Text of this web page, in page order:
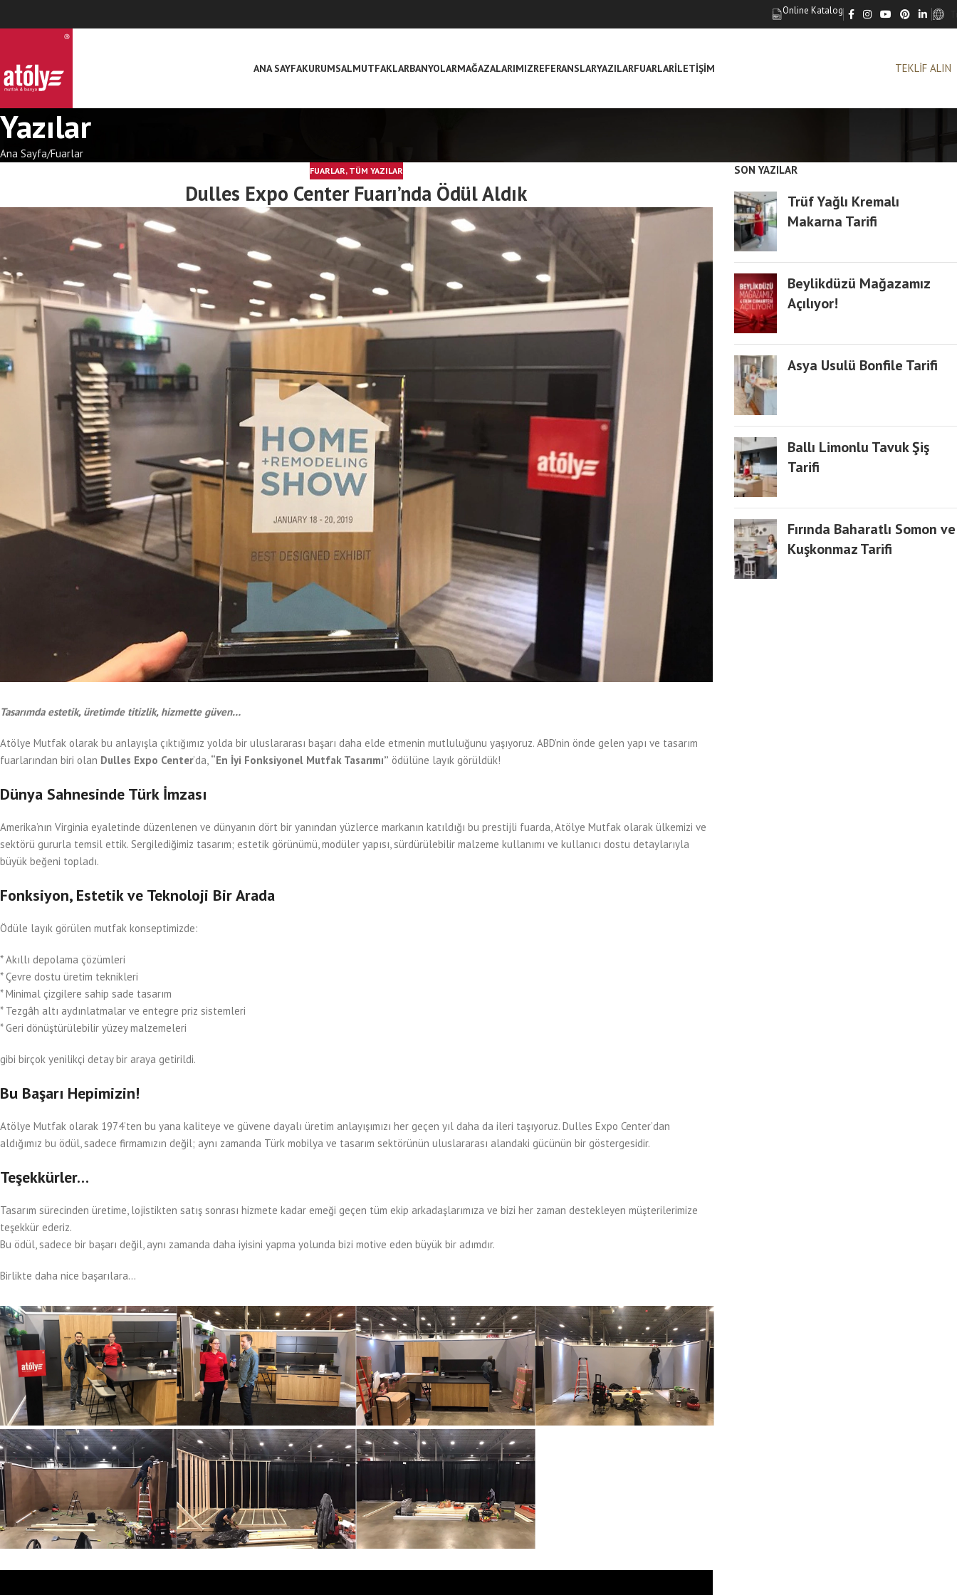
Online Katalog
ANA SAYFAKURUMSALMUTFAKLARBANYOLARMAĞAZALARIMIZREFERANSLARYAZILARFUARLARİLETIŞIM TEKLİF ALIN
Yazılar
Ana Sayfa Fuarlar
FUARLAR, TÜM YAZILAR
Dulles Expo Center Fuarı’nda Ödül Aldık
Tasarımda estetik, üretimde titizlik, hizmette güven…
Atölye Mutfak olarak bu anlayışla çıktığımız yolda bir uluslararası başarı daha elde etmenin mutluluğunu yaşıyoruz. ABD’nin önde gelen yapı ve tasarım
fuarlarından biri olan Dulles Expo Center’da, “En İyi Fonksiyonel Mutfak Tasarımı” ödülüne layık görüldük!
Dünya Sahnesinde Türk İmzası
Amerika’nın Virginia eyaletinde düzenlenen ve dünyanın dört bir yanından yüzlerce markanın katıldığı bu prestijli fuarda, Atölye Mutfak olarak ülkemizi ve
sektörü gururla temsil ettik. Sergilediğimiz tasarım; estetik görünümü, modüler yapısı, sürdürülebilir malzeme kullanımı ve kullanıcı dostu detaylarıyla
büyük beğeni topladı.
Fonksiyon, Estetik ve Teknoloji Bir Arada
Ödüle layık görülen mutfak konseptimizde:
* Akıllı depolama çözümleri
* Çevre dostu üretim teknikleri
* Minimal çizgilere sahip sade tasarım
* Tezgâh altı aydınlatmalar ve entegre priz sistemleri
* Geri dönüştürülebilir yüzey malzemeleri
gibi birçok yenilikçi detay bir araya getirildi.
Bu Başarı Hepimizin!
Atölye Mutfak olarak 1974’ten bu yana kaliteye ve güvene dayalı üretim anlayışımızı her geçen yıl daha da ileri taşıyoruz. Dulles Expo Center’dan
aldığımız bu ödül, sadece firmamızın değil; aynı zamanda Türk mobilya ve tasarım sektörünün uluslararası alandaki gücünün bir göstergesidir.
Teşekkürler…
Tasarım sürecinden üretime, lojistikten satış sonrası hizmete kadar emeği geçen tüm ekip arkadaşlarımıza ve bizi her zaman destekleyen müşterilerimize
teşekkür ederiz.
Bu ödül, sadece bir başarı değil, aynı zamanda daha iyisini yapma yolunda bizi motive eden büyük bir adımdır.
Birlikte daha nice başarılara…
SON YAZILAR
Trüf Yağlı Kremalı
Makarna Tarifi
Beylikdüzü Mağazamız
Açılıyor!
Asya Usulü Bonfile Tarifi
Ballı Limonlu Tavuk Şiş
Tarifi
Fırında Baharatlı Somon ve
Kuşkonmaz Tarifi